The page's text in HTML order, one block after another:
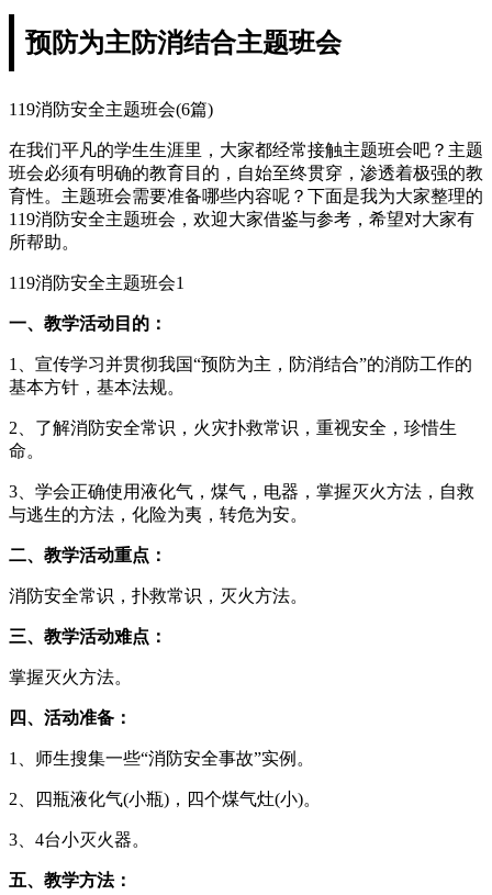
预防为主防消结合主题班会
119消防安全主题班会(6篇)
在我们平凡的学生生涯里，大家都经常接触主题班会吧？主题
班会必须有明确的教育目的，自始至终贯穿，渗透着极强的教
育性。主题班会需要准备哪些内容呢？下面是我为大家整理的
119消防安全主题班会，欢迎大家借鉴与参考，希望对大家有
所帮助。
119消防安全主题班会1
一、教学活动目的：
1、宣传学习并贯彻我国“预防为主，防消结合”的消防工作的
基本方针，基本法规。
2、了解消防安全常识，火灾扑救常识，重视安全，珍惜生
命。
3、学会正确使用液化气，煤气，电器，掌握灭火方法，自救
与逃生的方法，化险为夷，转危为安。
二、教学活动重点：
消防安全常识，扑救常识，灭火方法。
三、教学活动难点：
掌握灭火方法。
四、活动准备：
1、师生搜集一些“消防安全事故”实例。
2、四瓶液化气(小瓶)，四个煤气灶(小)。
3、4台小灭火器。
五、教学方法：